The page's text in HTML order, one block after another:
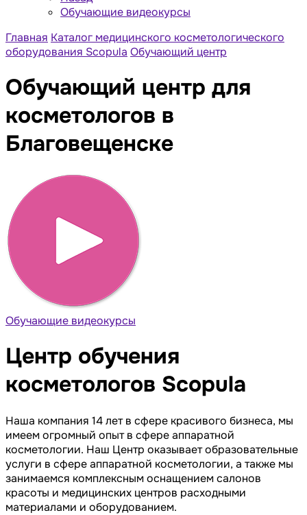
Обучающие видеокурсы
Главная Каталог медицинского косметологического
оборудования Scopula Обучающий центр
Обучающий центр для
косметологов в
Благовещенске
Обучающие видеокурсы
Центр обучения
косметологов Scopula
Наша компания 14 лет в сфере красивого бизнеса, мы
имеем огромный опыт в сфере аппаратной
косметологии. Наш Центр оказывает образовательные
услуги в сфере аппаратной косметологии, а также мы
занимаемся комплексным оснащением салонов
красоты и медицинских центров расходными
материалами и оборудованием.